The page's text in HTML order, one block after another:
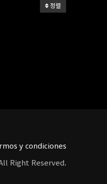
정렬
y condiciones
Right Reserved.